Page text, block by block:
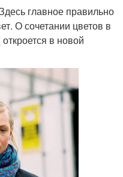
главное правильно
О сочетании цветов в
в новой